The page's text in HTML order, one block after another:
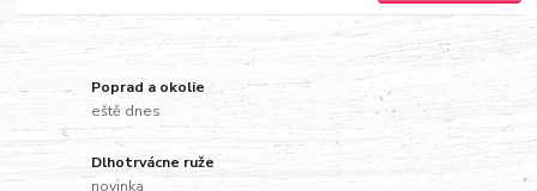
Poprad a okolie
eště dnes
Dlhotrvácne ruže
novinka